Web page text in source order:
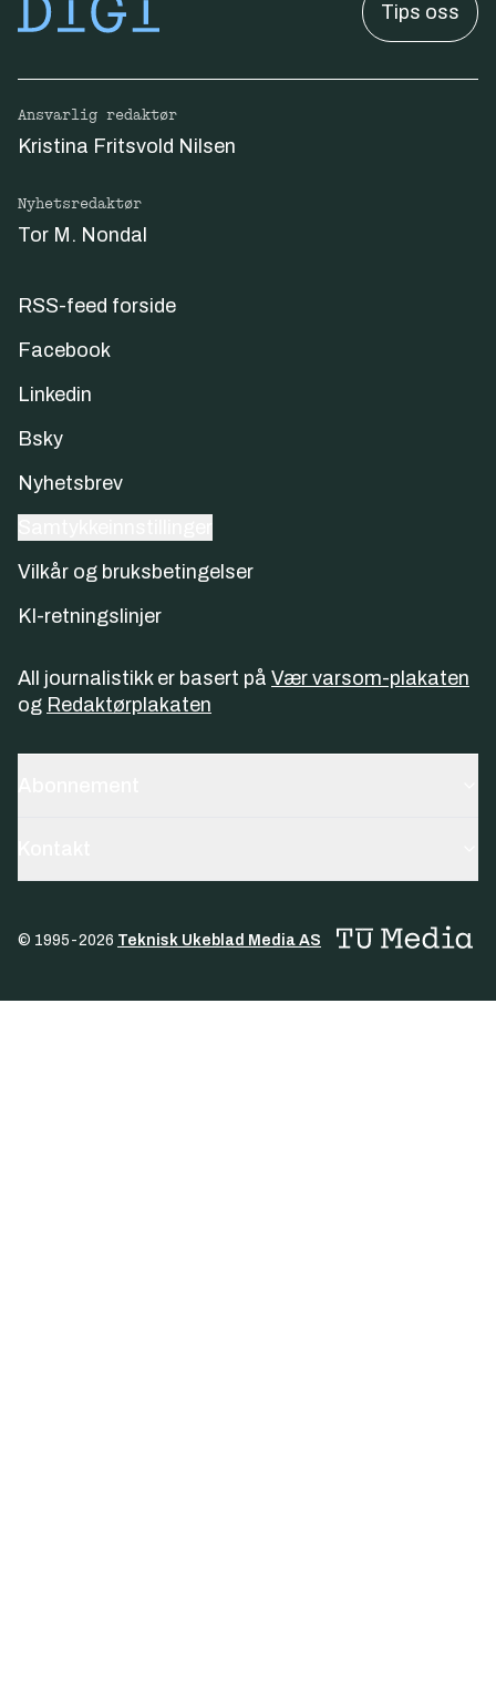
Tips oss
Ansvarlig redaktør
Kristina Fritsvold Nilsen
Nyhetsredaktør
Tor M. Nondal
RSS-feed forside
Facebook
Linkedin
Bsky
Nyhetsbrev
Vilkår og bruksbetingelser
KI-retningslinjer
All journalistikk er basert på Vær varsom-plakaten
og Redaktørplakaten
© 1995-2026 Teknisk Ukeblad Media AS